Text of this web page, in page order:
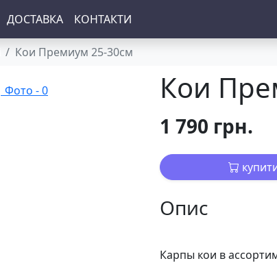
Кои Премиум 25-30см
Кои
1 790 грн.
Опис
Карпы кои в
ДОСТАВКА КОНТАКТИ